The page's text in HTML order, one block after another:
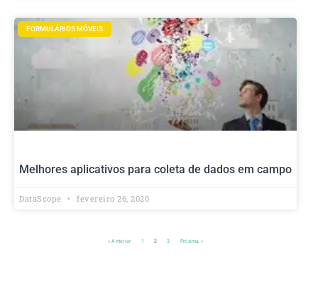
FORMULÁRIOS MÓVEIS
Melhores aplicativos para coleta de dados em campo
DataScope fevereiro 26, 2020
« Anterior 1 2 3 Próxima »